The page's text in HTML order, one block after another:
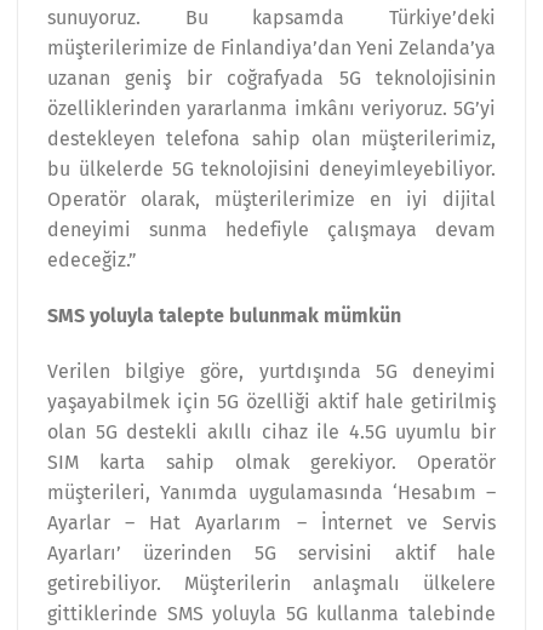
sunuyoruz. Bu kapsamda Türkiye’deki
müşterilerimize de Finlandiya’dan Yeni Zelanda’ya
uzanan geniş bir coğrafyada 5G teknolojisinin
özelliklerinden yararlanma imkânı veriyoruz. 5G’yi
destekleyen telefona sahip olan müşterilerimiz,
bu ülkelerde 5G teknolojisini deneyimleyebiliyor.
Operatör olarak, müşterilerimize en iyi dijital
deneyimi sunma hedefiyle çalışmaya devam
edeceğiz.”
SMS yoluyla talepte bulunmak mümkün
Verilen bilgiye göre, yurtdışında 5G deneyimi
yaşayabilmek için 5G özelliği aktif hale getirilmiş
olan 5G destekli akıllı cihaz ile 4.5G uyumlu bir
SIM karta sahip olmak gerekiyor. Operatör
müşterileri, Yanımda uygulamasında ‘Hesabım –
Ayarlar – Hat Ayarlarım – İnternet ve Servis
Ayarları’ üzerinden 5G servisini aktif hale
getirebiliyor. Müşterilerin anlaşmalı ülkelere
gittiklerinde SMS yoluyla 5G kullanma talebinde